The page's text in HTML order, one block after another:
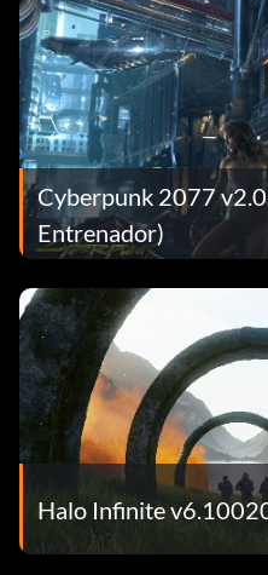
Cyberpunk 2077
Entrenador)
Halo Infinite